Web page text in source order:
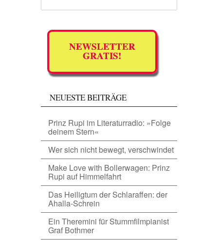
NEWSLETTER
GRATIS!
NEUESTE BEITRÄGE
Prinz Rupi im Literaturradio: »Folge
deinem Stern«
Wer sich nicht bewegt, verschwindet
Make Love with Bollerwagen: Prinz
Rupi auf Himmelfahrt
Das Heiligtum der Schlaraffen: der
Ahalla-Schrein
Ein Theremini für Stummfilmpianist
Graf Bothmer